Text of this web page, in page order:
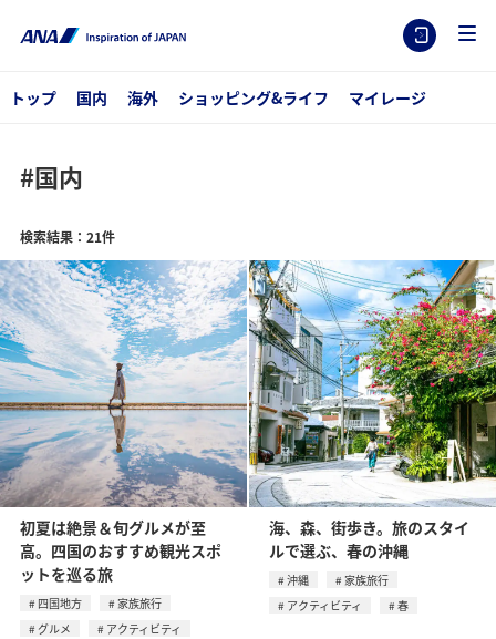
トップ 国内 海外 ショッピング&ライフ マイレージ
#国内
検索結果：21件
初夏は絶景＆旬グルメが至
高。四国のおすすめ観光スポ
ットを巡る旅
四国地方
家族旅行
グルメ
アクティビティ
海、森、街歩き。旅のスタイ
ルで選ぶ、春の沖縄
沖縄
家族旅行
アクティビティ
春